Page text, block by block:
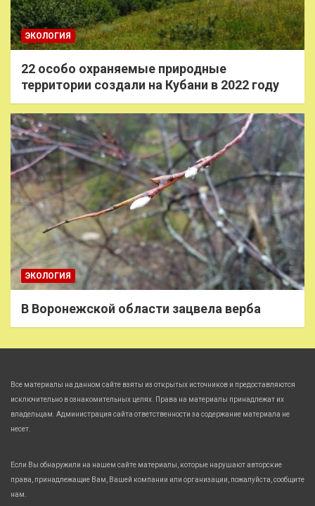
ЭКОЛОГИЯ
22 особо охраняемые природные
территории создали на Кубани в 2022 году
ЭКОЛОГИЯ
В Воронежской области зацвела верба
Все материалы на данном сайте взяты из открытых источников и предоставляются
исключительно в ознакомительных целях. Права на материалы принадлежат их
владельцам. Администрация сайта ответственности за содержание материала не
несет.
Если Вы обнаружили на нашем сайте материалы, которые нарушают авторские
права, принадлежащие Вам, Вашей компании или организации, пожалуйста, сообщите
нам.